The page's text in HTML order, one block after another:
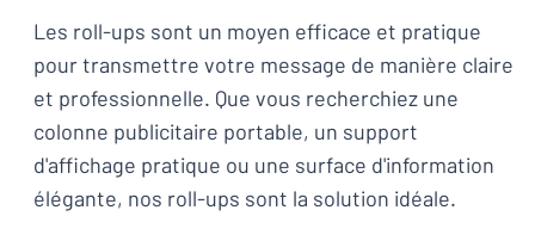
Les roll-ups sont un moyen efficace et pratique
pour transmettre votre message de manière claire
et professionnelle. Que vous recherchiez une
colonne publicitaire portable, un support
d'affichage pratique ou une surface d'information
élégante, nos roll-ups sont la solution idéale.